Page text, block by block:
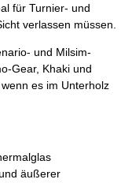
für Turnier- und
verlassen müssen.
und Milsim-
Gear, Khaki und
es im Unterholz
äußerer